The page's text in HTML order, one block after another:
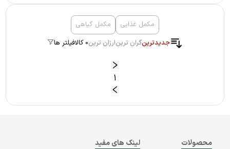
مکمل غذایی
مکمل گیاهی
جدیدترینگران ترینارزان ترین0 کالا فیلتر ها
1
محصولات لینک های مفید